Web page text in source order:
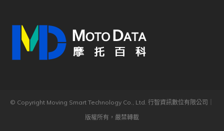
© Copyright Moving Smart Technology Co., Ltd. 行智資訊數位有限公司｜
版權所有，嚴禁轉載